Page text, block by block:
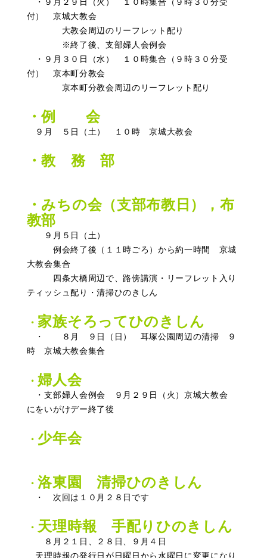
・９月２９日（火）
１０時集合（９時３０分受
付） 京城大教会
大教会周辺のリーフレット配り
※終了後、支部婦人会例会
・９月３０日（水）
１０時集合（９時３０分受
付） 京本町分教会
京本町分教会周辺のリーフレット配り
・例 会
９月 ５日（土） １０時 京城大教会
・教 務 部
・みちの会（支部布教日），布
教部
９月５日（土）
例会終了後（１１時ごろ）から約一時間 京城
大教会集合
四条大橋周辺で、路傍講演・リーフレット入り
ティッシュ配り・清掃ひのきしん
・家族そろってひのきしん
・ ８月 ９日（日） 耳塚公園周辺の清掃 ９
時 京城大教会集合
・婦人会
・支部婦人会例会 ９月２９日（火）京城大教会
にをいがけデー終了後
・ 少年会
・洛東園 清掃ひのきしん
・ 次回は１０月２８日です
・ 天理時報 手配りひのきしん
８月２１日、２８日、９月４日
天理時報の発行日が日曜日から水曜日に変更になり